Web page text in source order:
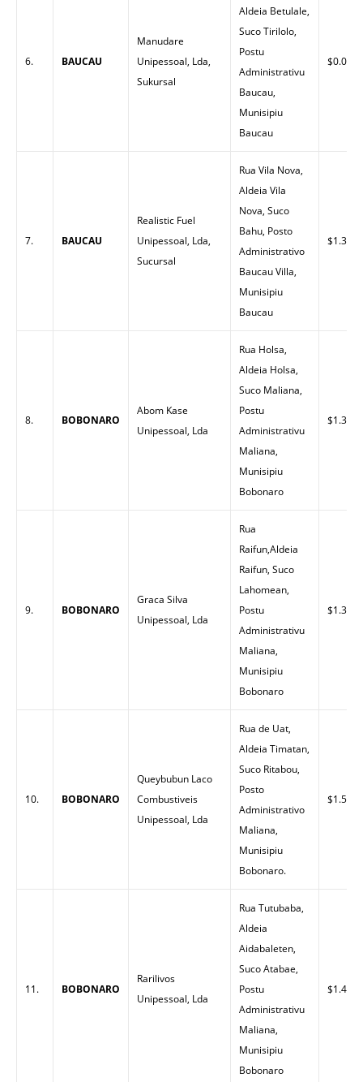
6. BAUCAU
Manudare
Unipessoal, Lda,
Sukursal
Aldeia Betulale,
Suco Tirilolo,
Postu
Administrativu
Baucau,
Munisipiu
Baucau
$0.00
7. BAUCAU
Realistic Fuel
Unipessoal, Lda,
Sucursal
Rua Vila Nova,
Aldeia Vila
Nova, Suco
Bahu, Posto
Administrativo
Baucau Villa,
Munisipiu
Baucau
$1.30
8. BOBONARO
Abom Kase
Unipessoal, Lda
Rua Holsa,
Aldeia Holsa,
Suco Maliana,
Postu
Administrativu
Maliana,
Munisipiu
Bobonaro
$1.30
9. BOBONARO
Graca Silva
Unipessoal, Lda
Rua
Raifun,Aldeia
Raifun, Suco
Lahomean,
Postu
Administrativu
Maliana,
Munisipiu
Bobonaro
$1.32
10. BOBONARO
Queybubun Laco
Combustiveis
Unipessoal, Lda
Rua de Uat,
Aldeia Timatan,
Suco Ritabou,
Posto
Administrativo
Maliana,
Munisipiu
Bobonaro.
$1.58
11. BOBONARO
Rarilivos
Unipessoal, Lda
Rua Tutubaba,
Aldeia
Aidabaleten,
Suco Atabae,
Postu
Administrativu
Maliana,
Munisipiu
Bobonaro
$1.40